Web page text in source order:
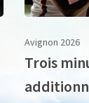
Avignon 2026
Trois